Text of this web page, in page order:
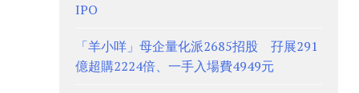
IPO
「羊小咩」母企量化派2685招股 孖展291
億超購2224倍、一手入場費4949元